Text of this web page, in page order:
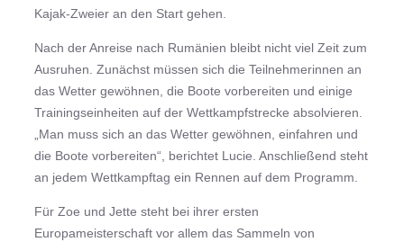
Kajak-Zweier an den Start gehen.
Nach der Anreise nach Rumänien bleibt nicht viel Zeit zum
Ausruhen. Zunächst müssen sich die Teilnehmerinnen an
das Wetter gewöhnen, die Boote vorbereiten und einige
Trainingseinheiten auf der Wettkampfstrecke absolvieren.
„Man muss sich an das Wetter gewöhnen, einfahren und
die Boote vorbereiten“, berichtet Lucie. Anschließend steht
an jedem Wettkampftag ein Rennen auf dem Programm.
Für Zoe und Jette steht bei ihrer ersten
Europameisterschaft vor allem das Sammeln von